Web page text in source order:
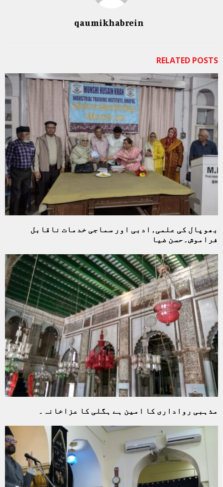
qaumikhabrein
RELATED POSTS
بھوپال کی علمی , ادبی اور سماجی خدمات ناقابل
فراموش۔حسن ضیا
مذہبی رواداری کا امین ہے ہگلی کا عزاخانہ۔